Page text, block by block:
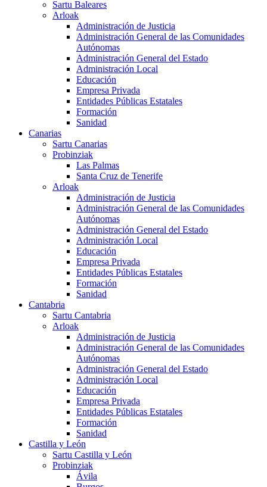
Sartu Baleares
Arloak
Administración de Justicia
Administración General de las Comunidades
Autónomas
Administración General del Estado
Administración Local
Educación
Empresa Privada
Entidades Públicas Estatales
Formación
Sanidad
Canarias
Sartu Canarias
Probinziak
Las Palmas
Santa Cruz de Tenerife
Arloak
Administración de Justicia
Administración General de las Comunidades
Autónomas
Administración General del Estado
Administración Local
Educación
Empresa Privada
Entidades Públicas Estatales
Formación
Sanidad
Cantabria
Sartu Cantabria
Arloak
Administración de Justicia
Administración General de las Comunidades
Autónomas
Administración General del Estado
Administración Local
Educación
Empresa Privada
Entidades Públicas Estatales
Formación
Sanidad
Castilla y León
Sartu Castilla y León
Probinziak
Ávila